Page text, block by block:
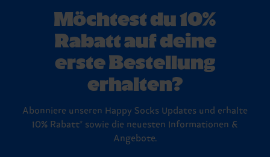
Möchtest du 10%
Rabatt auf deine
erste Bestellung
erhalten?
Abonniere unseren Happy Socks Updates und erhalte
10% Rabatt* sowie die neuesten Informationen &
Angebote.